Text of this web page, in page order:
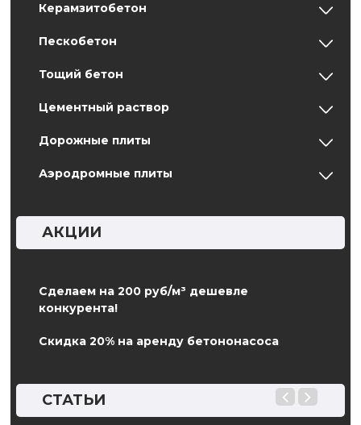
Керамзитобетон
Пескобетон
Тощий бетон
Цементный раствор
Дорожные плиты
Аэродромные плиты
АКЦИИ
Сделаем на 200 руб/м³ дешевле
конкурента!
Скидка 20% на аренду бетононасоса
СТАТЬИ